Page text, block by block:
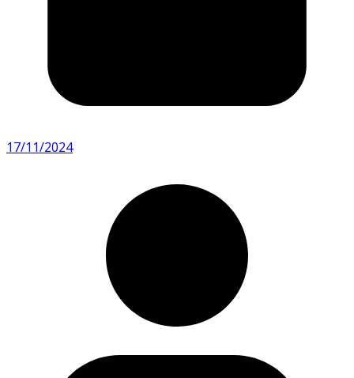
17/11/2024